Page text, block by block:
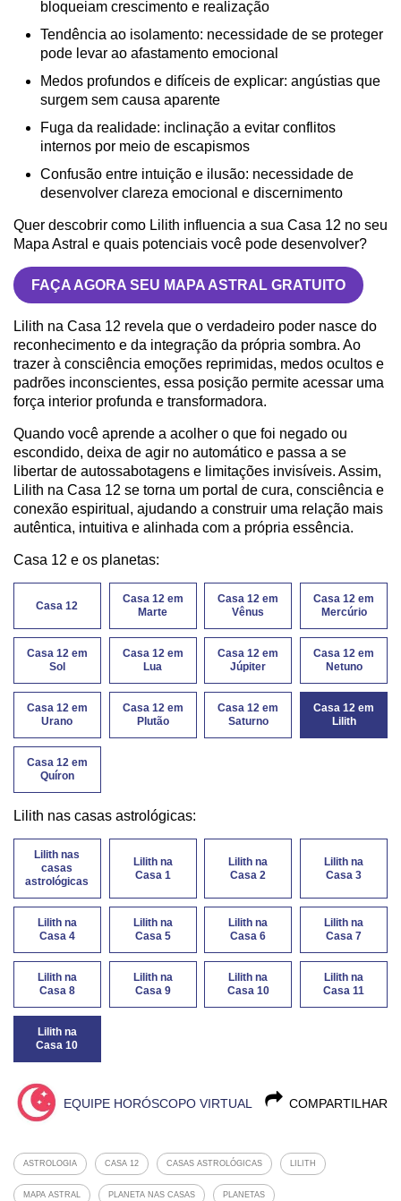
bloqueiam crescimento e realização
Tendência ao isolamento: necessidade de se proteger
pode levar ao afastamento emocional
Medos profundos e difíceis de explicar: angústias que
surgem sem causa aparente
Fuga da realidade: inclinação a evitar conflitos
internos por meio de escapismos
Confusão entre intuição e ilusão: necessidade de
desenvolver clareza emocional e discernimento
Quer descobrir como Lilith influencia a sua Casa 12 no seu
Mapa Astral e quais potenciais você pode desenvolver?
FAÇA AGORA SEU MAPA ASTRAL GRATUITO
Lilith na Casa 12 revela que o verdadeiro poder nasce do
reconhecimento e da integração da própria sombra. Ao
trazer à consciência emoções reprimidas, medos ocultos e
padrões inconscientes, essa posição permite acessar uma
força interior profunda e transformadora.
Quando você aprende a acolher o que foi negado ou
escondido, deixa de agir no automático e passa a se
libertar de autossabotagens e limitações invisíveis. Assim,
Lilith na Casa 12 se torna um portal de cura, consciência e
conexão espiritual, ajudando a construir uma relação mais
autêntica, intuitiva e alinhada com a própria essência.
Casa 12 e os planetas:
Casa 12
Casa 12 em
Marte
Casa 12 em
Vênus
Casa 12 em
Mercúrio
Casa 12 em
Sol
Casa 12 em
Lua
Casa 12 em
Júpiter
Casa 12 em
Netuno
Casa 12 em
Urano
Casa 12 em
Plutão
Casa 12 em
Saturno
Casa 12 em
Lilith
Casa 12 em
Quíron
Lilith nas casas astrológicas:
Lilith nas
casas
astrológicas
Lilith na
Casa 1
Lilith na
Casa 2
Lilith na
Casa 3
Lilith na
Casa 4
Lilith na
Casa 5
Lilith na
Casa 6
Lilith na
Casa 7
Lilith na
Casa 8
Lilith na
Casa 9
Lilith na
Casa 10
Lilith na
Casa 11
Lilith na
Casa 10
COMPARTILHAR
EQUIPE HORÓSCOPO VIRTUAL
ASTROLOGIA CASA 12 CASAS ASTROLÓGICAS LILITH
MAPA ASTRAL PLANETA NAS CASAS PLANETAS